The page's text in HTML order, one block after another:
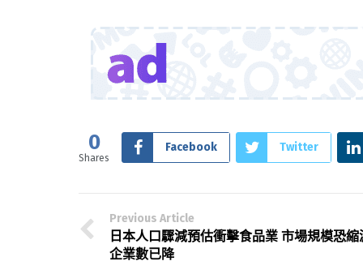
0
Shares
Facebook Twitter
Previous Article
日本人口驟減預估衝擊食品業 市場規模恐縮
企業數已降